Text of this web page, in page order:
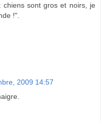
sont gros et noirs, je
!".
2009 14:57